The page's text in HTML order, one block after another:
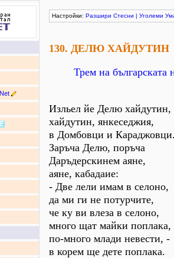
Настройки: Разшири Стесни | Уголеми
130. ДЕЛЮ ХАЙДУТИН
Трем на българската
Изльел йе Делю хайдутин,
хайдутин, янкеседжия,
в Домбовци и
Заръча Делю, поръча
Даръдерскинем аяне,
аяне, кабадаие:
- Две лели имам в селоно,
да ми ги не потурчите,
че ку ви влеза в селоно,
много щат майки поплака,
по-много млади невести, -
в корем ще дете поплака.